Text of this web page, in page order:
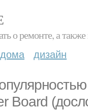
о ремонте, а
дизайн
Board